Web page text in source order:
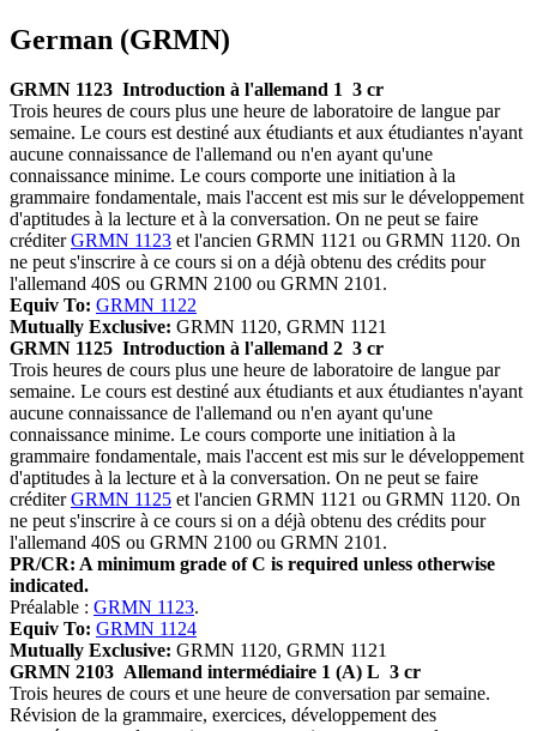
German (GRMN)
GRMN 1123 Introduction à l'allemand 1 3 cr
Trois heures de cours plus une heure de laboratoire de langue par
semaine. Le cours est destiné aux étudiants et aux étudiantes n'ayant
aucune connaissance de l'allemand ou n'en ayant qu'une
connaissance minime. Le cours comporte une initiation à la
grammaire fondamentale, mais l'accent est mis sur le développement
d'aptitudes à la lecture et à la conversation. On ne peut se faire
créditerGRMN 1123 et l'ancien GRMN 1121 ou GRMN 1120. On
ne peut s'inscrire à ce cours si on a déjà obtenu des crédits pour
l'allemand 40S ou GRMN 2100 ou GRMN 2101.
Equiv To: GRMN 1122
Mutually Exclusive: GRMN 1120, GRMN 1121
GRMN 1125 Introduction à l'allemand 2 3 cr
Trois heures de cours plus une heure de laboratoire de langue par
semaine. Le cours est destiné aux étudiants et aux étudiantes n'ayant
aucune connaissance de l'allemand ou n'en ayant qu'une
connaissance minime. Le cours comporte une initiation à la
grammaire fondamentale, mais l'accent est mis sur le développement
d'aptitudes à la lecture et à la conversation. On ne peut se faire
créditerGRMN 1125 et l'ancien GRMN 1121 ou GRMN 1120. On
ne peut s'inscrire à ce cours si on a déjà obtenu des crédits pour
l'allemand 40S ou GRMN 2100 ou GRMN 2101.
PR/CR: A minimum grade of C is required unless otherwise
indicated.
Préalable : GRMN 1123.
Equiv To: GRMN 1124
Mutually Exclusive: GRMN 1120, GRMN 1121
GRMN 2103 Allemand intermédiaire 1 (A) L 3 cr
Trois heures de cours et une heure de conversation par semaine.
Révision de la grammaire, exercices, développement des